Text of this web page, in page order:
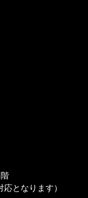
応となります）